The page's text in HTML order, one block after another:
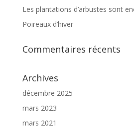
Les plantations d’arbustes sont
Poireaux d’hiver
Commentaires récents
Archives
décembre 2025
mars 2023
mars 2021